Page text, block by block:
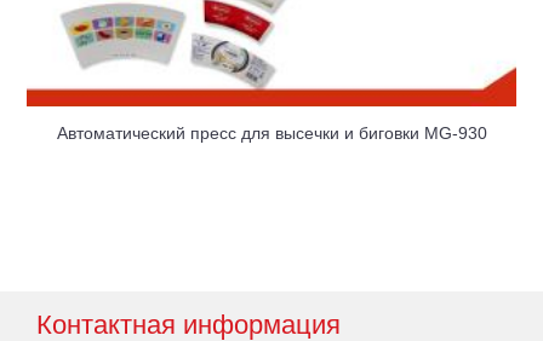
Автоматический пресс для высечки и биговки MG-930
Контактная информация